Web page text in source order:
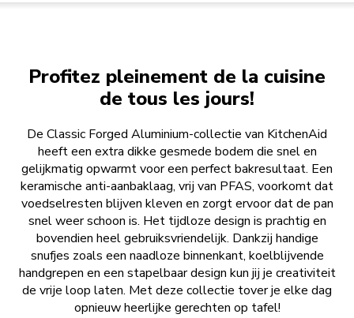
Profitez pleinement de la cuisine
de tous les jours!
De Classic Forged Aluminium-collectie van KitchenAid
heeft een extra dikke gesmede bodem die snel en
gelijkmatig opwarmt voor een perfect bakresultaat. Een
keramische anti-aanbaklaag, vrij van PFAS, voorkomt dat
voedselresten blijven kleven en zorgt ervoor dat de pan
snel weer schoon is. Het tijdloze design is prachtig en
bovendien heel gebruiksvriendelijk. Dankzij handige
snufjes zoals een naadloze binnenkant, koelblijvende
handgrepen en een stapelbaar design kun jij je creativiteit
de vrije loop laten. Met deze collectie tover je elke dag
opnieuw heerlijke gerechten op tafel!